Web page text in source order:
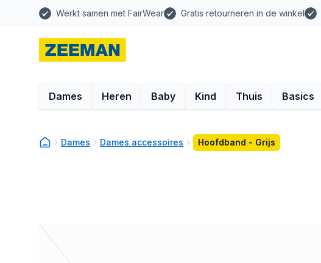
Werkt samen met FairWear Gratis retourneren in de winkel
Dames Heren Baby Kind Thuis Basics
Dames Dames accessoires Hoofdband - Grijs